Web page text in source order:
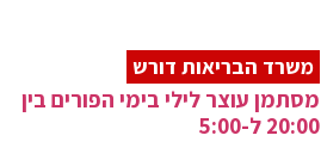
משרד הבריאות דורש
מסתמן עוצר לילי בימי הפורים בין
20:00 ל-5:00